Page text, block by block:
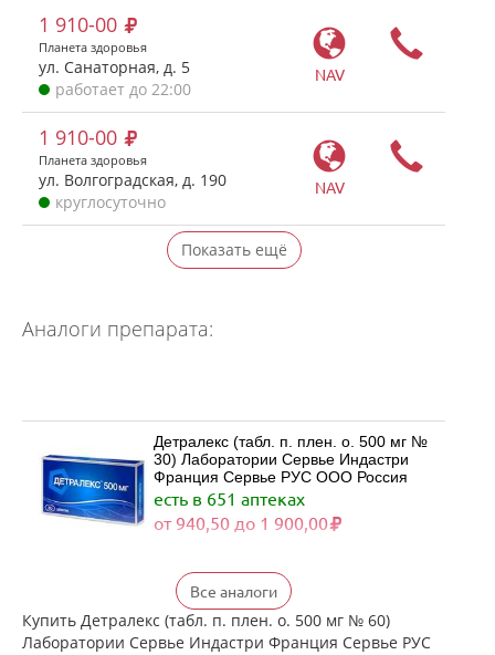
NAV
1 910-00
Планета здоровья
ул. Санаторная, д. 5
работает до 22:00
NAV
1 910-00
Планета здоровья
ул. Волгоградская, д. 190
круглосуточно
Показать ещё
Аналоги препарата:
Детралекс (табл. п. плен. о. 500 мг №
30) Лаборатории Сервье Индастри
Франция Сервье РУС ООО Россия
есть в 651 аптеках
от 940,50 до 1 900,00
Детралекс (табл. п. плен. о. 500 мг №
60) Лаборатории Сервье Индастри
Франция Сервье РУС ООО Россия
есть в 529 аптеках
Все аналоги
Купить Детралекс (табл. п. плен. о. 500 мг № 60)
Лаборатории Сервье Индастри Франция Сервье РУС